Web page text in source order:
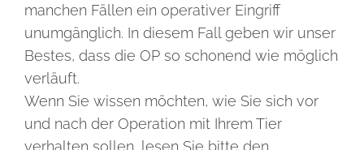
manchen Fällen ein operativer Eingriff
unumgänglich. In diesem Fall geben wir unser
Bestes, dass die OP so schonend wie möglich
verläuft.
Wenn Sie wissen möchten, wie Sie sich vor
und nach der Operation mit Ihrem Tier
verhalten sollen, lesen Sie bitte den